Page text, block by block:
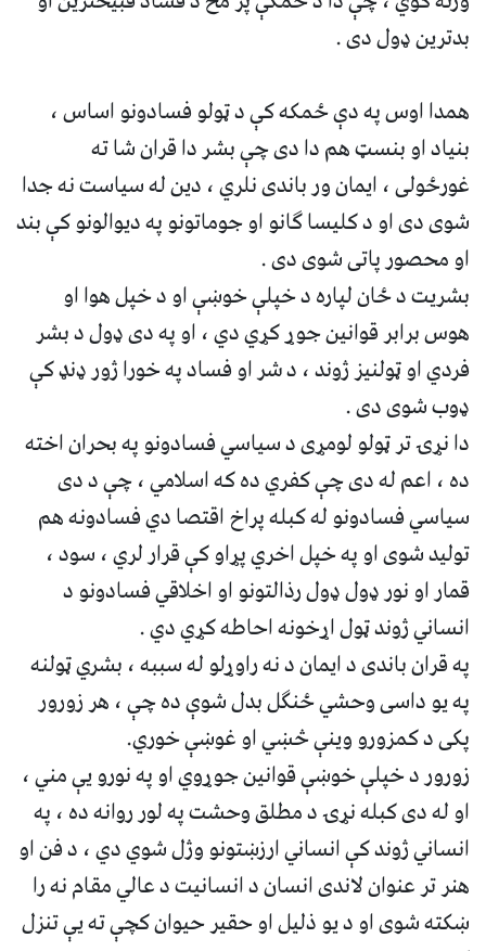
بدترین ډول دی .
همدا اوس په دې ځمکه کې د ټولو فسادونو اساس ،
بنیاد او بنسټ هم دا دی چې بشر دا قران شا ته
غورځولی ، ایمان ور باندی نلري ، دین له سیاست نه جدا
شوی دی او د کلیسا ګانو او جوماتونو په دیوالونو کې بند
او محصور پاتی شوی دی .
بشریت د ځان لپاره د خپلې خوښې او د خپل هوا او
هوس برابر قوانین جوړ کړي دي ، او په دی ډول د بشر
فردي او ټولنیز ژوند ، د شر او فساد په خورا ژور ډنډ کې
ډوب شوی دی .
دا نړۍ تر ټولو لومړی د سیاسي فسادونو په بحران اخته
ده ، اعم له دی چې کفري ده که اسلامي ، چې د دی
سیاسي فسادونو له کبله پراخ اقتصا دي فسادونه هم
تولید شوی او په خپل اخري پړاو کې قرار لري ، سود ،
قمار او نور ډول ډول رذالتونو او اخلاقي فسادونو د
انساني ژوند ټول اړخونه احاطه کړي دي .
په قران باندی د ایمان د نه راوړلو له سببه ، بشري ټولنه
په یو داسی وحشي ځنګل بدل شوې ده چې ، هر زورور
پکی د کمزورو وینې څښي او غوښې خوري.
زورور د خپلې خوښې قوانین جوړوي او په نورو یې مني ،
او له دی کبله نړۍ د مطلق وحشت په لور روانه ده ، په
انساني ژوند کې انساني ارزښتونو وژل شوي دي ، د فن او
هنر تر عنوان لاندی انسان د انسانیت د عالي مقام نه را
ښکته شوی او د یو ذلیل او حقیر حیوان کچې ته يې تنزل